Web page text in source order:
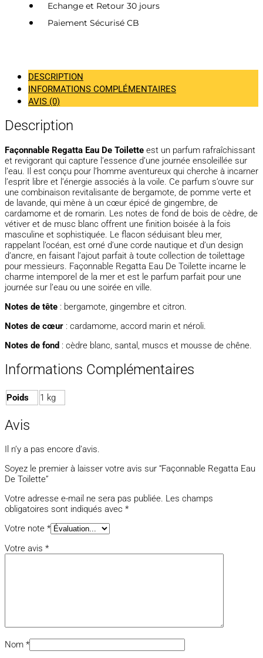
Echange et Retour 30 jours
Paiement Sécurisé CB
DESCRIPTION
INFORMATIONS COMPLÉMENTAIRES
AVIS (0)
Description
Façonnable Regatta Eau De Toilette est un parfum rafraîchissant
et revigorant qui capture l’essence d’une journée ensoleillée sur
l’eau. Il est conçu pour l’homme aventureux qui cherche à incarner
l’esprit libre et l’énergie associés à la voile. Ce parfum s’ouvre sur
une combinaison revitalisante de bergamote, de pomme verte et
de lavande, qui mène à un cœur épicé de gingembre, de
cardamome et de romarin. Les notes de fond de bois de cèdre, de
vétiver et de musc blanc offrent une finition boisée à la fois
masculine et sophistiquée. Le flacon séduisant bleu mer,
rappelant l’océan, est orné d’une corde nautique et d’un design
d’ancre, en faisant l’ajout parfait à toute collection de toilettage
pour messieurs. Façonnable Regatta Eau De Toilette incarne le
charme intemporel de la mer et est le parfum parfait pour une
journée sur l’eau ou une soirée en ville.
Notes de tête : bergamote, gingembre et citron.
Notes de cœur : cardamome, accord marin et néroli.
Notes de fond : cèdre blanc, santal, muscs et mousse de chêne.
Informations Complémentaires
Poids 1 kg
Avis
Il n’y a pas encore d’avis.
Soyez le premier à laisser votre avis sur “Façonnable Regatta Eau
De Toilette”
Votre adresse e-mail ne sera pas publiée. Les champs
obligatoires sont indiqués avec *
Votre note *
Votre avis *
Nom *